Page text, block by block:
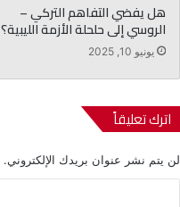
هل يفضي التفاهم التركي –
الروسي إلى حلحلة الأزمة الليبية؟
يونيو 10, 2025
اترك تعليقاً
لن يتم نشر عنوان بريدك الإلكتروني.